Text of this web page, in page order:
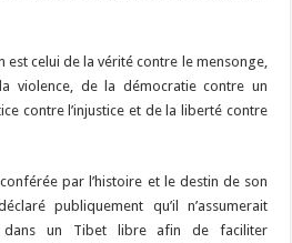
est celui de la vérité contre le mensonge,
violence, de la démocratie contre un
contre l’injustice et de la liberté contre
par l’histoire et le destin de son
publiquement qu’il n’assumerait
dans un Tibet libre afin de faciliter